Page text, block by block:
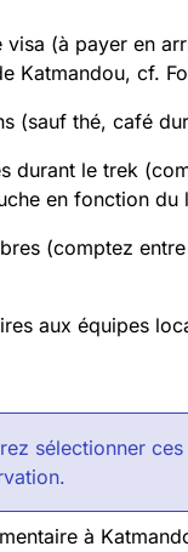
visa (à payer en
Katmandou, cf.
(sauf thé, café
durant le trek
en fonction du
(comptez
aux équipes
sélectionner
à